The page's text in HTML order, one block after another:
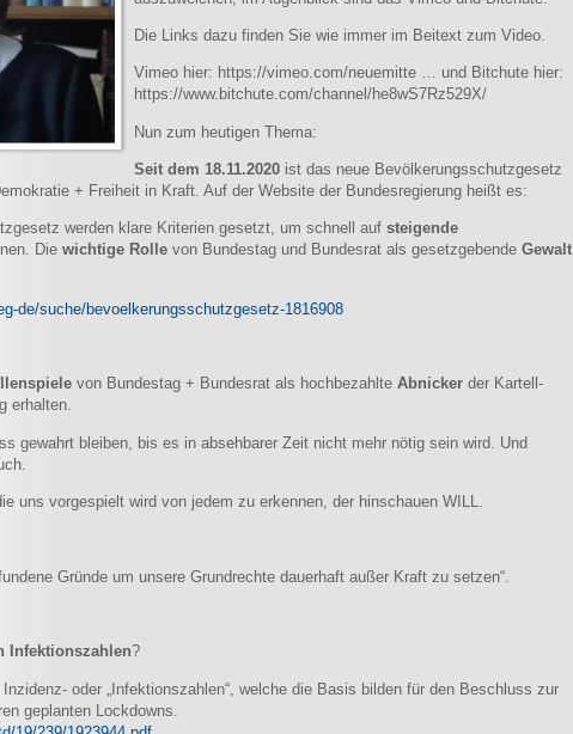
Die Links dazu finden Sie wie immer im Beitext zum Video.
Vimeo hier: https://vimeo.com/neuemitte … und Bitchute hier:
https://www.bitchute.com/channel/he8wS7Rz529X/
Nun zum heutigen Thema:
Seit dem 18.11.2020 ist das neue Bevölkerungsschutzgesetz
+ Freiheit in Kraft. Auf der Website der Bundesregierung heißt es:
werden klare Kriterien gesetzt, um schnell auf steigende
Die wichtige Rolle von Bundestag und Bundesrat als gesetzgebende Gewalt
de/suche/bevoelkerungsschutzgesetz-1816908
von Bundestag + Bundesrat als hochbezahlte Abnicker der Kartell-
erhalten.
gewahrt bleiben, bis es in absehbarer Zeit nicht mehr nötig sein wird. Und
uns vorgespielt wird von jedem zu erkennen, der hinschauen WILL.
Gründe um unsere Grundrechte dauerhaft außer Kraft zu setzen“.
Infektionszahlen?
oder „Infektionszahlen“, welche die Basis bilden für den Beschluss zur
geplanten Lockdowns.